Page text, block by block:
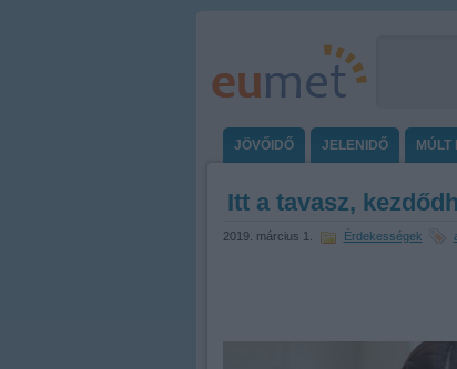
JÖVŐIDŐ JELENIDŐ MÚLT
Itt a tavasz,
2019. március 1. Érdekességek